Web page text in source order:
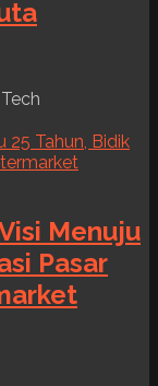
Menuju
Pasar